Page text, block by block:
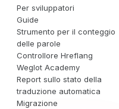
Per sviluppatori
Guide
Strumento per il conteggio
delle parole
Controllore Hreflang
Weglot Academy
Report sullo stato della
traduzione automatica
Migrazione